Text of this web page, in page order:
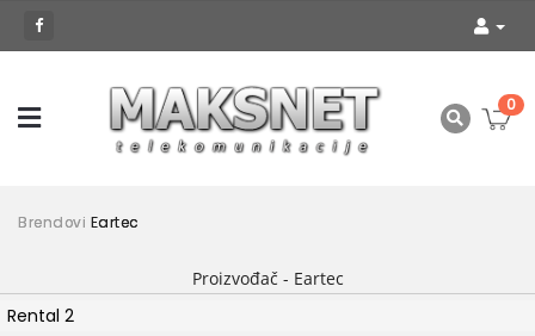
0
Brendovi Eartec
Proizvođač - Eartec
Rental 2